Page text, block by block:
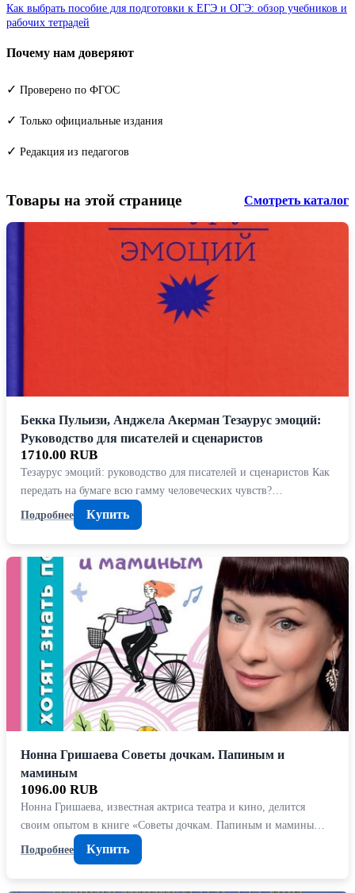
Как выбрать пособие для подготовки к ЕГЭ и ОГЭ: обзор учебников и
рабочих тетрадей
Почему нам доверяют
✓ Проверено по ФГОС
✓ Только официальные издания
✓ Редакция из педагогов
Товары на этой странице Смотреть каталог
Бекка Пульизи, Анджела Акерман Тезаурус эмоций:
Руководство для писателей и сценаристов
1710.00 RUB
Тезаурус эмоций: руководство для писателей и сценаристов Как
передать на бумаге всю гамму человеческих чувств?…
Подробнее
Купить
Нонна Гришаева Советы дочкам. Папиным и
маминым
1096.00 RUB
Нонна Гришаева, известная актриса театра и кино, делится
своим опытом в книге «Советы дочкам. Папиным и мамины…
Подробнее
Купить